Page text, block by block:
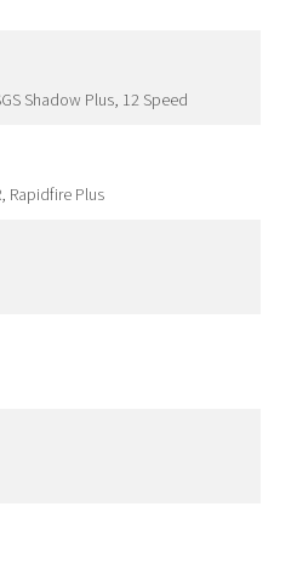
Shadow Plus, 12 Speed
Rapidfire Plus